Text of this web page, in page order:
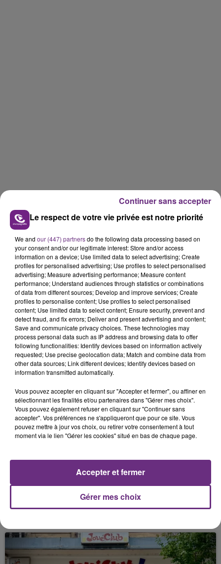
FIL D'ACTU
LA CENTRALE NUCLÉAIRE DE CHOOZ
TOUJOURS À L'ARRÊT
nucléaire ardennaise est à l'arrêt. Une situation
justifiée par la sécheresse intense qui est toujours
présente.
Le respect de votre vie privée est notre priorité
We and our (447) partnersdo the following data processing based on
your consent and/or our legitimate interest: Store and/or access
information on a device; Use limited data to select advertising; Create
profiles for personalised advertising; Use profiles to select personalised
advertising; Measure advertising performance; Measure content
performance; Understand audiences through statistics or combinations
of data from different sources; Develop and improve services; Create
profiles to personalise content; Use profiles to select personalised
content; Use limited data to select content; Ensure security, prevent and
detect fraud, and fix errors; Deliver and present advertising and content;
Save and communicate privacy choices. These technologies may
process personal data such as IP address and browsing data to offer
following functionalities: Identify devices based on information actively
requested; Use precise geolocation data; Match and combine data from
other data sources; Link different devices; Identify devices based on
information transmitted automatically.
Vous pouvez accepter en cliquant sur "Accepter et fermer", ou affiner en
sélectionnant les finalités et/ou partenaires dans "Gérer mes choix".
Vous pouvez également refuser en cliquant sur "Continuer sans
accepter". Vos préférences ne s'appliqueront que pour ce site. Vous
pouvez mettre à jour vos choix, ou retirer votre consentement à tout
moment via le lien "Gérer les cookies" situé en bas de chaque page.
Gérer mes choix
Accepter et fermer
Continuer sans accepter